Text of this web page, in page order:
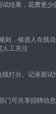
结果，花费更少
则，候选人在线
人工关注
打分、记录面试
门可共享招聘信